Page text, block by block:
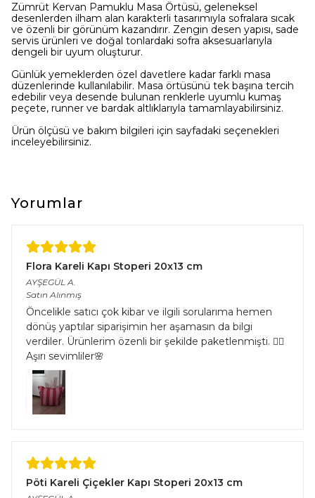
Zümrüt Kervan Pamuklu Masa Örtüsü, geleneksel
desenlerden ilham alan karakterli tasarımıyla sofralara sıcak
ve özenli bir görünüm kazandırır. Zengin desen yapısı, sade
servis ürünleri ve doğal tonlardaki sofra aksesuarlarıyla
dengeli bir uyum oluşturur.
Günlük yemeklerden özel davetlere kadar farklı masa
düzenlerinde kullanılabilir. Masa örtüsünü tek başına tercih
edebilir veya desende bulunan renklerle uyumlu kumaş
peçete, runner ve bardak altlıklarıyla tamamlayabilirsiniz.
Ürün ölçüsü ve bakım bilgileri için sayfadaki seçenekleri
inceleyebilirsiniz.
Yorumlar
Flora Kareli Kapı Stoperi 20x13 cm
AYŞEGÜL A.
Satın Alınmış
Öncelikle satıcı çok kibar ve ilgili sorularıma hemen
dönüş yaptılar siparişimin her aşamasın da bilgi
verdiler. Ürünlerim özenli bir şekilde paketlenmişti. 👌🏻
Aşırı sevimliler🌸
Pöti Kareli Çiçekler Kapı Stoperi 20x13 cm